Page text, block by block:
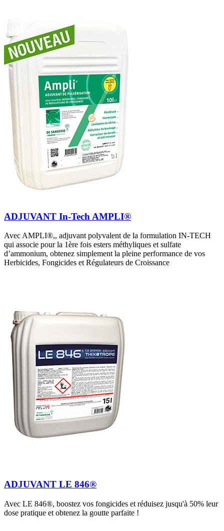
ADJUVANT In-Tech AMPLI®
Avec AMPLI®,, adjuvant polyvalent de la formulation IN-TECH
qui associe pour la 1ère fois esters méthyliques et sulfate
d’ammonium, obtenez simplement la pleine performance de vos
Herbicides, Fongicides et Régulateurs de Croissance
ADJUVANT LE 846®
Avec LE 846®, boostez vos fongicides et réduisez jusqu'à 50% leur
dose pratique et obtenez la goutte parfaite !